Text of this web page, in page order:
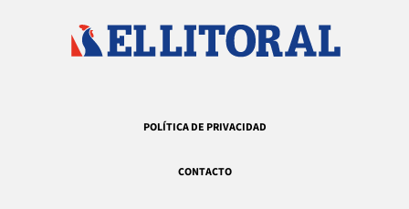
POLÍTICA DE PRIVACIDAD
CONTACTO